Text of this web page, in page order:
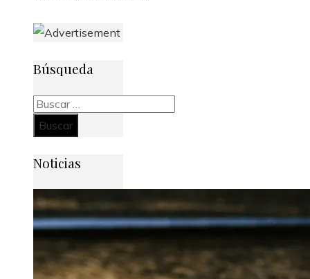
Búsqueda
Buscar:
Noticias